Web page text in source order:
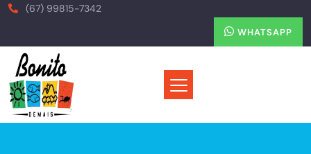
(67) 99815-7342
WHATSAPP